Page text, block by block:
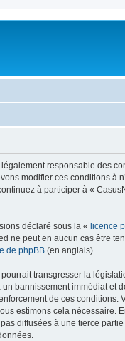
responsable des
modifier ces conditions à
à participer à «
déclaré sous la « licence
ne peut en aucun cas être
de phpBB (en anglais).
transgresser la
bannissement immédiat et
de ces conditions.
estimons cela nécessaire.
diffusées à une tierce